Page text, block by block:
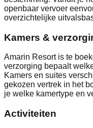
openbaar vervoer
overzichtelijke
Kamers &
Amarin Resort is te
verzorging bepaalt
Kamers en suites
gekozen vertrek in het
je welke kamertype en
Activiteiten